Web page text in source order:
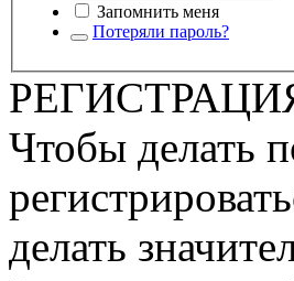
Запомнить меня
Потеряли пароль?
Чтобы делать
делать